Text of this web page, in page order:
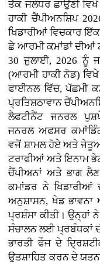
ਤੱਕ ਜਲੰਧਰ ਛਾਉਣੀ
ਹਾਕੀ ਚੈਂਪੀਅਨਸ਼ਿਪ
ਖਿਡਾਰੀਆਂ ਵਿਚਕਾਰ
ਛੇ ਆਰਮੀ ਕਮਾਂਡਾਂ ਦੀਆਂ
30 ਜੁਲਾਈ, 2026 ਨੂੰ
(ਆਰਮੀ ਹਾਕੀ ਨੋਡ)
ਫਾਈਨਲ ਵਿੱਚ, ਪੱਛਮੀ
ਪ੍ਰਤਿਸ਼ਠਾਵਾਨ
ਲੈਫਟੀਨੈਂਟ ਜਨਰਲ
ਜਨਰਲ ਅਫਸਰ
ਵਜੋਂ ਸ਼ਾਮਲ ਹੋਏ ਅਤੇ
ਟਰਾਫੀਆਂ ਅਤੇ ਇਨਾਮ
ਚੈਂਪੀਅਨਾਂ ਅਤੇ ਭਾਗ
ਕਮਾਂਡਰ ਨੇ ਖਿਡਾਰੀਆਂ
ਅਨੁਸ਼ਾਸਨ, ਖੇਡ
ਪ੍ਰਸ਼ੰਸਾ ਕੀਤੀ।
ਸੰਚਾਲਨ ਲਈ ਪ੍ਰਬੰਧਕਾਂ
ਭਾਰਤੀ ਫੌਜ ਦੇ
ਉਤਸ਼ਾਹਿਤ ਕਰਨ ਦੇ